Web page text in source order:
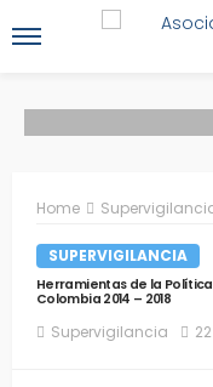
Home
SUPERVIGILANCIA
Herramientas de la
Colombia 2014 – 2018
Supervigilancia